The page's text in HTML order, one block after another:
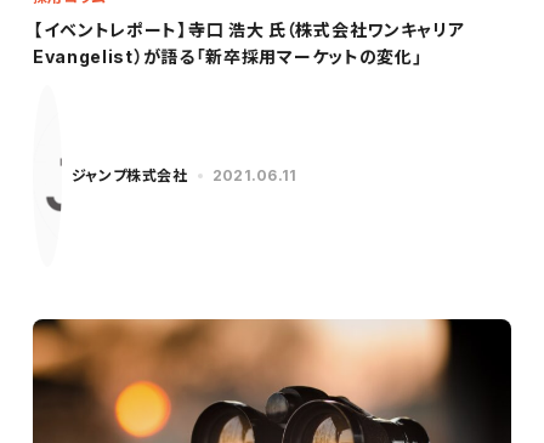
【イベントレポート】寺口 浩大 氏（株式会社ワンキャリア
Evangelist）が語る「新卒採用マーケットの変化」
ジャンプ株式会社 2021.06.11